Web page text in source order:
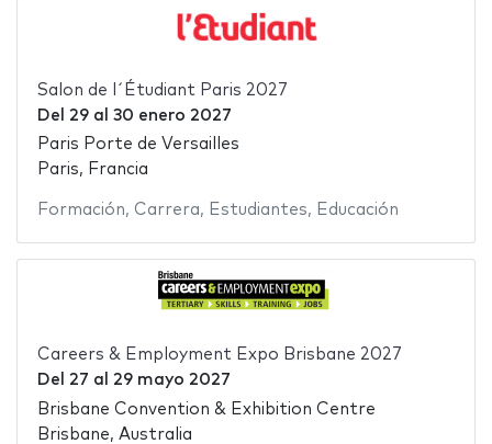
Salon de l´Étudiant Paris 2027
Del 29al 30 enero 2027
Paris Porte de Versailles
Paris, Francia
Formación, Carrera, Estudiantes, Educación
Careers & Employment Expo Brisbane 2027
Del 27 al 29 mayo 2027
Brisbane Convention & Exhibition Centre
Brisbane, Australia